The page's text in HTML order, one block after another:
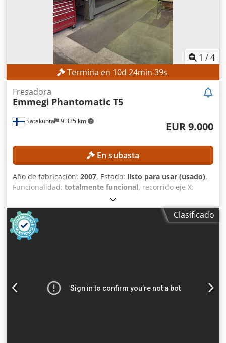
1 /4
Termina en 10d 24min 37s
Satakunta 9.335 km
Fresadora
Emmegi Phantomatic T5
EUR 9.000
En subasta
Año de fabricación: 2007, Estado: listo para usar (usado),
Funcionalidad: totalmente funcional, recorrido eje X:
, recorrido del eje Y:
350 mm, velocidad del cabezal (máx.):18.000 rpm, número
de ranuras del almacén de herramientas:
, Sin precio
mínimo: ¡venta garantizada al precio más alto! DETALLES
TÉCNICOS Recorrido del eje X: 7.000 mm Recorrido del eje
para herramientas Longitud máxima del perfil: 7.000 mm
DETALLES DE LA MÁQUINA Control: Control CNC, 3 ejes
Clasificado